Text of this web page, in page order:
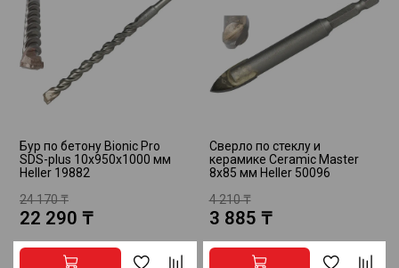
Бур по бетону Bionic Pro
SDS-plus 10x950x1000 мм
Heller 19882
24 170 ₸
22 290 ₸
Сверло по стеклу и
керамике Ceramic Master
8х85 мм Heller 50096
4 210 ₸
3 885 ₸